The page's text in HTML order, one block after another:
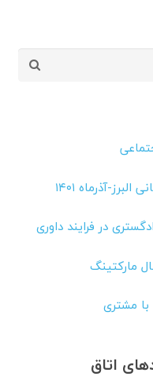
آذرماه ۱۴۰۱
در فرایند داوری
مارکتینگ
با مشتری
اتاق